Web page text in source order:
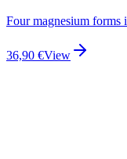
Four magnesium forms
36,90 €View